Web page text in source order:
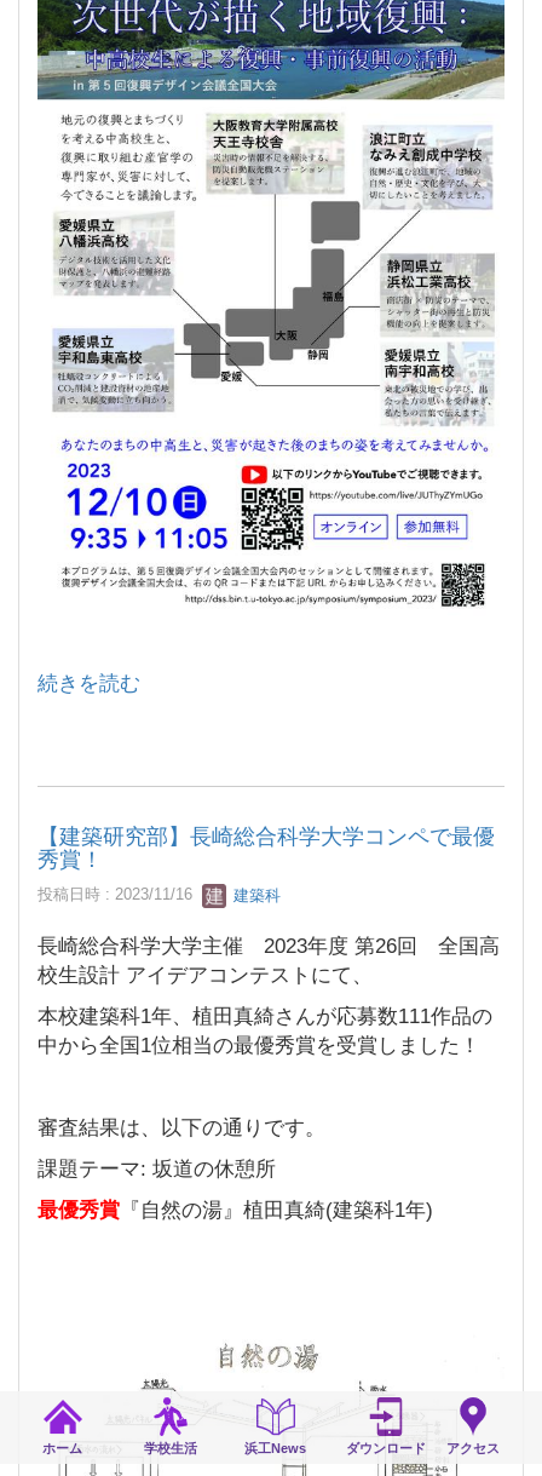
ホーム 学校生活 浜工News ダウンロード アクセス
続きを読む
【建築研究部】長崎総合科学大学コンペで最優
秀賞！
投稿日時 : 2023/11/16 建築科
長崎総合科学大学主催 2023年度 第26回 全国高
校生設計 アイデアコンテストにて、
本校建築科1年、植田真綺さんが応募数111作品の
中から全国1位相当の最優秀賞を受賞しました！
審査結果は、以下の通りです。
課題テーマ: 坂道の休憩所
最優秀賞 『自然の湯』植田真綺(建築科1年)